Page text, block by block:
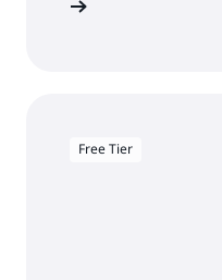
Free Tier